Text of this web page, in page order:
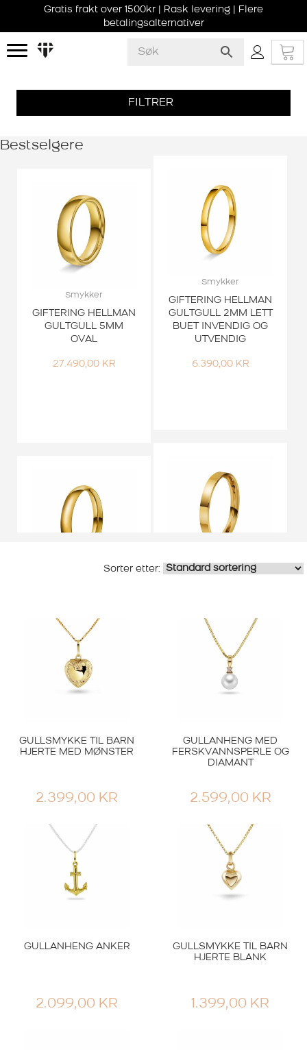
Gratis frakt over 1500kr | Rask levering | Flere
betalingsalternativer
FILTRER
Bestselgere
Smykker
GIFTERING HELLMAN
GULTGULL 5MM
OVAL
27.490,00 KR
Smykker
GIFTERING HELLMAN
GULTGULL 2MM LETT
BUET INVENDIG OG
UTVENDIG
6.390,00 KR
SPISSOVAL
10.490,00
Smykker
INNVENDIG BUET
8.490,00KR
Smykker
GIFTERING HELLMAN
GULTGULL 3MM LETT
BUET INVENDIG OG
Smykker
GIFTERING HELLMAN
GULTGULL 4MM
GULLSMYKKE TIL BARN
HJERTE MED MØNSTER
2.399,00 KR
GULLANHENG MED
FERSKVANNSPERLE OG
DIAMANT
2.599,00 KR
GULLANHENG ANKER
2.099,00 KR
GULLSMYKKE TIL BARN
HJERTE BLANK
1.399,00 KR